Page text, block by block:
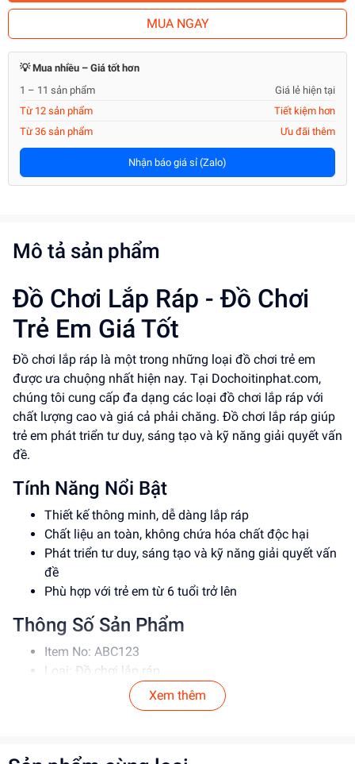
MUA NGAY
💡 Mua nhiều – Giá tốt hơn
1 – 11 sản phẩm
Giá lẻ hiện tại
Từ 12 sản phẩm
Tiết kiệm hơn
Từ 36 sản phẩm
Ưu đãi thêm
Nhận báo giá sỉ (Zalo)
Mô tả sản phẩm
Đồ Chơi Lắp Ráp - Đồ Chơi
Trẻ Em Giá Tốt
Đồ chơi lắp ráp là một trong những loại đồ chơi trẻ em
được ưa chuộng nhất hiện nay. Tại Dochoitinphat.com,
chúng tôi cung cấp đa dạng các loại đồ chơi lắp ráp với
chất lượng cao và giá cả phải chăng. Đồ chơi lắp ráp giúp
trẻ em phát triển tư duy, sáng tạo và kỹ năng giải quyết vấn
đề.
Tính Năng Nổi Bật
Thiết kế thông minh, dễ dàng lắp ráp
Chất liệu an toàn, không chứa hóa chất độc hại
Phát triển tư duy, sáng tạo và kỹ năng giải quyết vấn
đề
Phù hợp với trẻ em từ 6 tuổi trở lên
Thông Số Sản Phẩm
Item No: ABC123
Loại: Đồ chơi lắp ráp
Chất liệu: Nhựa an toàn
Độ tuổi phù hợp: 6-12 tuổi
Xem thêm